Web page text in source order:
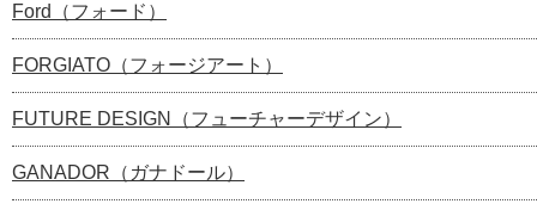
Ford（フォード）
FORGIATO（フォージアート）
FUTURE DESIGN（フューチャーデザイン）
GANADOR（ガナドール）